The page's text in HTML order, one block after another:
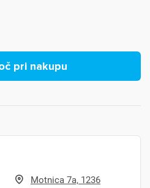
pri nakupu
Motnica 7a, 1236